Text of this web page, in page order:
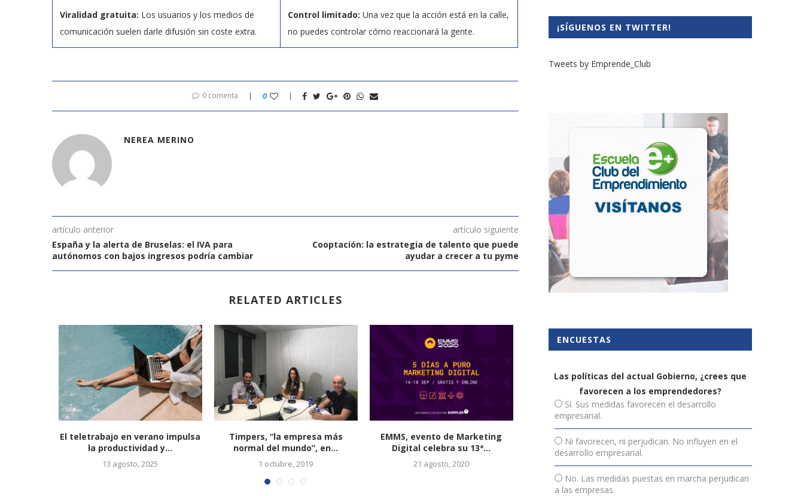
Viralidad gratuita: Los usuarios y los medios de
comunicación suelen darle difusión sin coste extra.
Control limitado: Una vez que la acción está en la calle,
no puedes controlar cómo reaccionará la gente.
0 comenta 0
NEREA MERINO
artículo anterior
España y la alerta de Bruselas: el IVA para
autónomos con bajos ingresos podría cambiar
artículo siguiente
Cooptación: la estrategia de talento que puede
ayudar a crecer a tu pyme
RELATED ARTICLES
El teletrabajo en verano impulsa
la productividad y...
13 agosto, 2025
Timpers, “la empresa más
normal del mundo”, en...
1 octubre, 2019
EMMS, evento de Marketing
Digital celebra su 13ª...
21 agosto, 2020
¿Qué es la cultura
organizacional?
11 septiembre, 2023
Los ciberataques a las
todo lo...
22 abril, 2022
¡SÍGUENOS EN TWITTER!
Tweets by Emprende_Club
ENCUESTAS
Las políticas del actual Gobierno, ¿crees que
favorecen a los emprendedores?
Sí. Sus medidas favorecen el desarrollo
empresarial.
Ni favorecen, ni perjudican. No influyen en el
desarrollo empresarial.
No. Las medidas puestas en marcha perjudican
a las empresas.